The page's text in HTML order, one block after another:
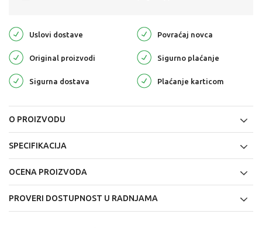
Uslovi dostave Povraćaj novca
Original proizvodi Sigurno plaćanje
Sigurna dostava Plaćanje karticom
O PROIZVODU
SPECIFIKACIJA
OCENA PROIZVODA
PROVERI DOSTUPNOST U RADNJAMA